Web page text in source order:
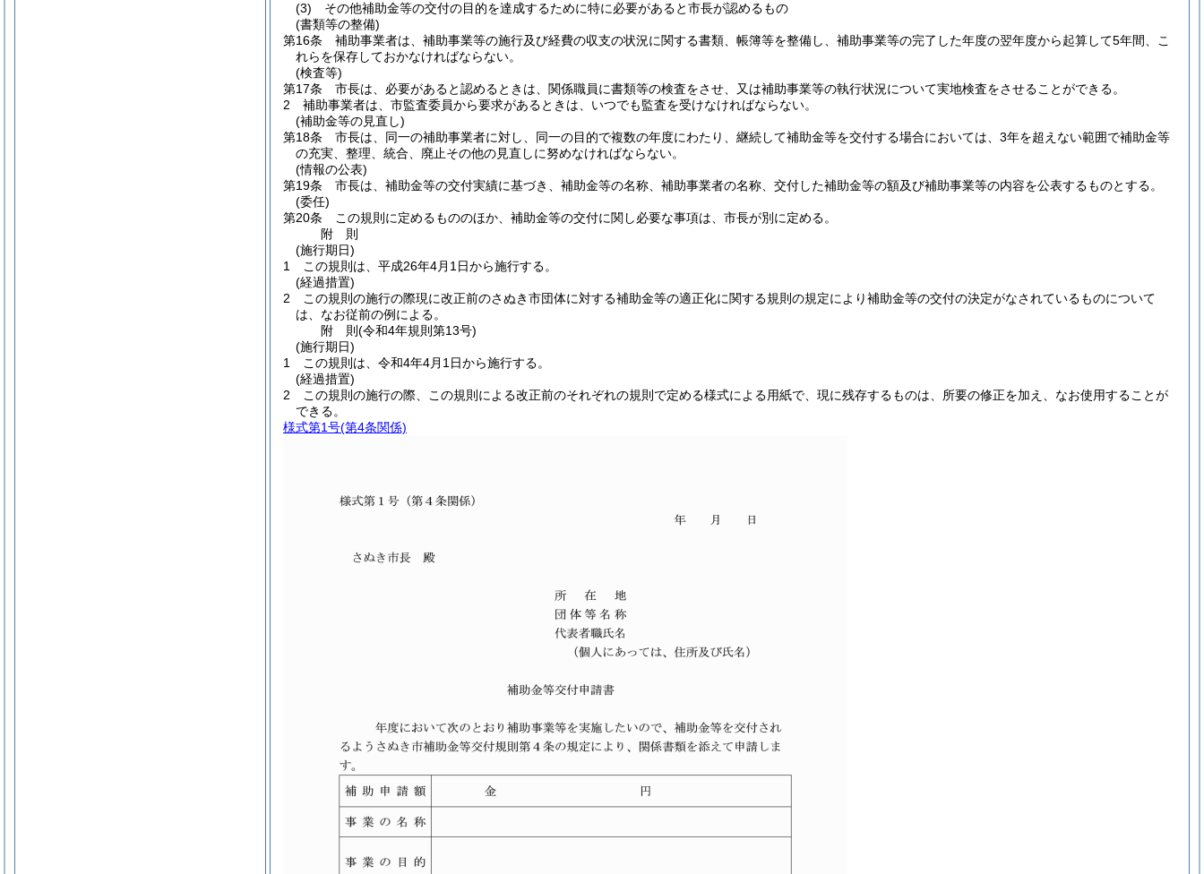
(3)
その他補助金等の交付の目的を達成するために特に必要があると市長が認めるもの
(書類等の整備)
第16条
補助事業者は、補助事業等の施行及び経費の収支の状況に関する書類、帳簿等を整備し、補助事業等の完了した年度の翌年度から起算して5年間、こ
れらを保存しておかなければならない。
(検査等)
第17条
市長は、必要があると認めるときは、関係職員に書類等の検査をさせ、又は補助事業等の執行状況について実地検査をさせることができる。
2
補助事業者は、市監査委員から要求があるときは、いつでも監査を受けなければならない。
(補助金等の見直し)
第18条
市長は、同一の補助事業者に対し、同一の目的で複数の年度にわたり、継続して補助金等を交付する場合においては、3年を超えない範囲で補助金等
の充実、整理、統合、廃止その他の見直しに努めなければならない。
(情報の公表)
第19条
市長は、補助金等の交付実績に基づき、補助金等の名称、補助事業者の名称、交付した補助金等の額及び補助事業等の内容を公表するものとする。
(委任)
第20条
この規則に定めるもののほか、補助金等の交付に関し必要な事項は、市長が別に定める。
附 則
(施行期日)
1
この規則は、平成26年4月1日から施行する。
(経過措置)
2
この規則の施行の際現に改正前のさぬき市団体に対する補助金等の適正化に関する規則の規定により補助金等の交付の決定がなされているものについて
は、なお従前の例による。
附 則(令和4年規則第13号)
(施行期日)
1
この規則は、令和4年4月1日から施行する。
(経過措置)
2
この規則の施行の際、この規則による改正前のそれぞれの規則で定める様式による用紙で、現に残存するものは、所要の修正を加え、なお使用することが
できる。
様式第1号(第4条関係)